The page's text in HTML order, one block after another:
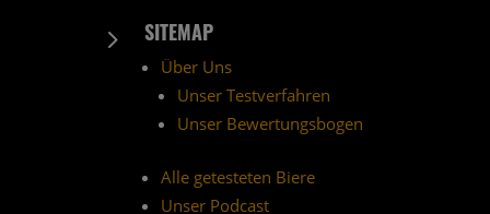
5 SITEMAP
Über Uns
Unser Testverfahren
Unser Bewertungsbogen
Alle getesteten Biere
Unser Podcast